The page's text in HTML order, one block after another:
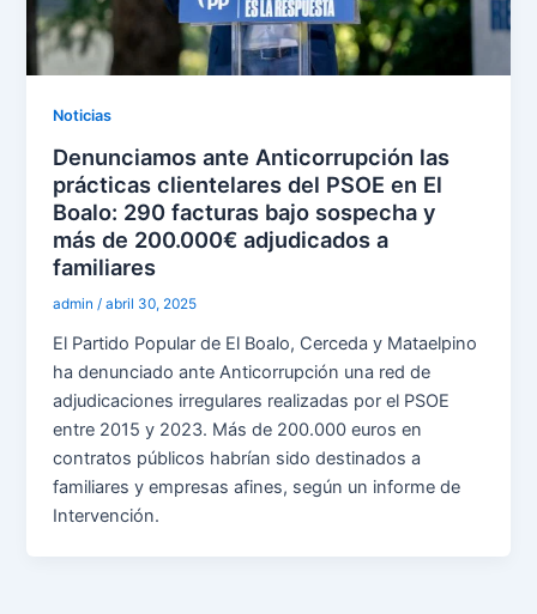
Noticias
Denunciamos ante Anticorrupción las
prácticas clientelares del PSOE en El
Boalo: 290 facturas bajo sospecha y
más de 200.000€ adjudicados a
familiares
admin/abril 30, 2025
El Partido Popular de El Boalo, Cerceda y Mataelpino
ha denunciado ante Anticorrupción una red de
adjudicaciones irregulares realizadas por el PSOE
entre 2015 y 2023. Más de 200.000 euros en
contratos públicos habrían sido destinados a
familiares y empresas afines, según un informe de
Intervención.